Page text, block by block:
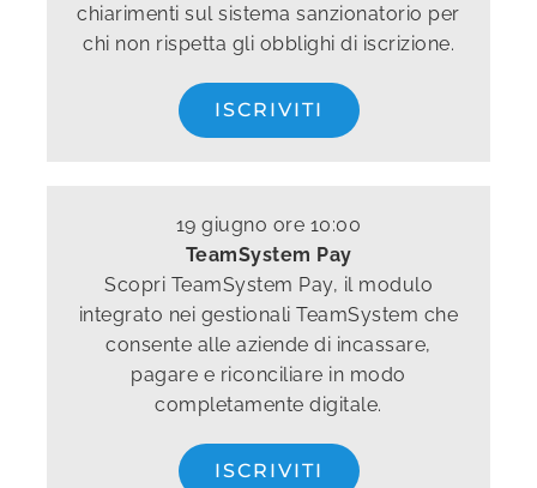
chiarimenti sul sistema sanzionatorio per
chi non rispetta gli obblighi di iscrizione.
ISCRIVITI
19 giugno ore 10:00
TeamSystem Pay
Scopri TeamSystem Pay, il modulo
integrato nei gestionali TeamSystem che
consente alle aziende di incassare,
pagare e riconciliare in modo
completamente digitale.
ISCRIVITI